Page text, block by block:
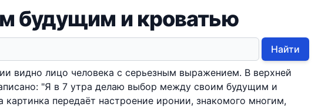
будущим и кроватью
Найти
видно лицо человека с серьезным выражением. В верхней
"Я в 7 утра делаю выбор между своим будущим и
картинка передаёт настроение иронии, знакомого многим,